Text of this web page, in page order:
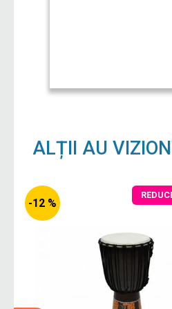
ALȚII AU
-12 %